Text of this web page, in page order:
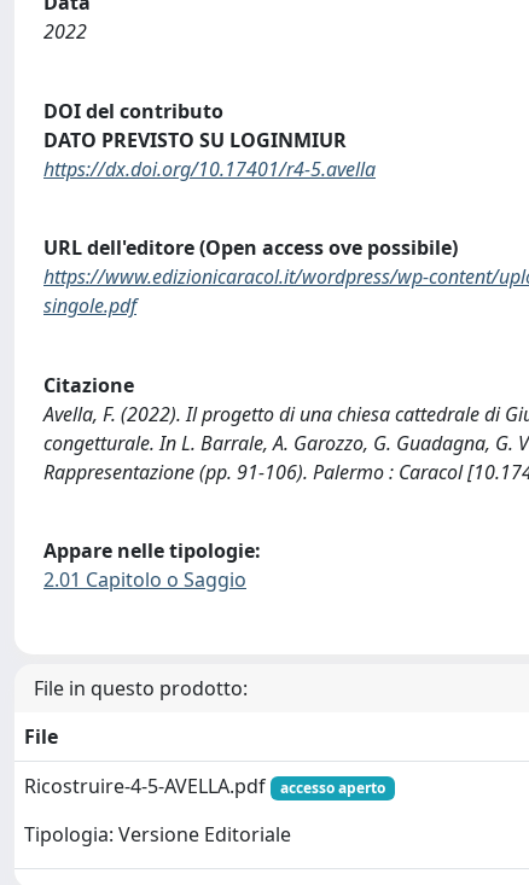
2022
DOI del contributo
DATO PREVISTO SU LOGINMIUR
https://dx.doi.org/10.17401/r4-5.avella
URL dell'editore (Open access ove possibile)
https://www.edizionicaracol.it/wordpress/wp-content/
singole.pdf
Citazione
Avella, F. (2022). Il progetto di una chiesa cattedrale di
congetturale. In L. Barrale, A. Garozzo, G. Guadagna, G.
Rappresentazione (pp. 91-106). Palermo : Caracol
Appare nelle tipologie:
2.01 Capitolo o Saggio
File in questo prodotto:
File
Ricostruire-4-5-AVELLA.pdf
accesso aperto
Tipologia: Versione Editoriale